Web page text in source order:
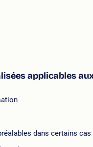
applicables
dans certains cas